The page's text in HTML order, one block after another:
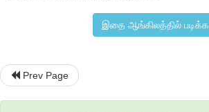
இதை ஆங்கிலத்தில் படிக்க
Prev Page